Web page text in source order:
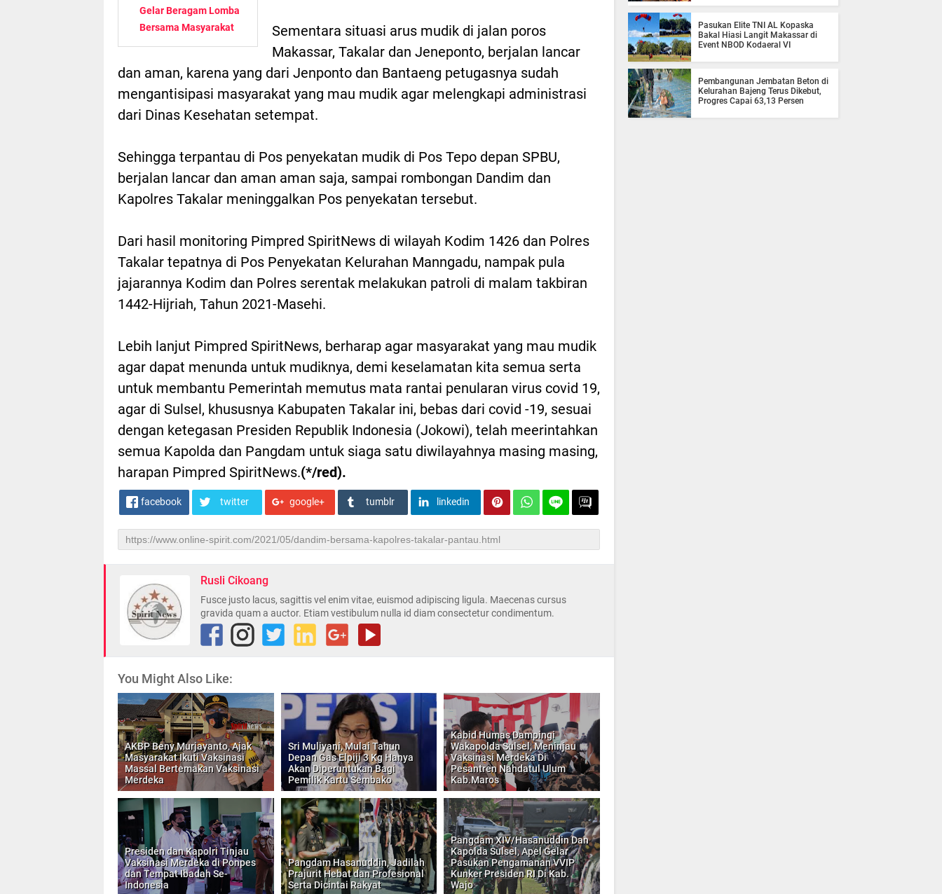
Gelar Beragam Lomba
Bersama Masyarakat
Sementara situasi arus mudik di jalan poros
Makassar, Takalar dan Jeneponto, berjalan lancar
dan aman, karena yang dari Jenponto dan Bantaeng petugasnya sudah
mengantisipasi masyarakat yang mau mudik agar melengkapi administrasi
dari Dinas Kesehatan setempat.
Sehingga terpantau di Pos penyekatan mudik di Pos Tepo depan SPBU,
berjalan lancar dan aman aman saja, sampai rombongan Dandim dan
Kapolres Takalar meninggalkan Pos penyekatan tersebut.
Dari hasil monitoring Pimpred SpiritNews di wilayah Kodim 1426 dan Polres
Takalar tepatnya di Pos Penyekatan Kelurahan Manngadu, nampak pula
jajarannya Kodim dan Polres serentak melakukan patroli di malam takbiran
1442-Hijriah, Tahun 2021-Masehi.
Lebih lanjut Pimpred SpiritNews, berharap agar masyarakat yang mau mudik
agar dapat menunda untuk mudiknya, demi keselamatan kita semua serta
untuk membantu Pemerintah memutus mata rantai penularan virus covid 19,
agar di Sulsel, khususnya Kabupaten Takalar ini, bebas dari covid -19, sesuai
dengan ketegasan Presiden Republik Indonesia (Jokowi), telah meerintahkan
semua Kapolda dan Pangdam untuk siaga satu diwilayahnya masing masing,
harapan Pimpred SpiritNews.(*/red).
facebook twitter google+ tumblr linkedin
Rusli Cikoang
Fusce justo lacus, sagittis vel enim vitae, euismod adipiscing ligula. Maecenas cursus
gravida quam a auctor. Etiam vestibulum nulla id diam consectetur condimentum.
You Might Also Like:
AKBP Beny Murjayanto, Ajak
Masyarakat Ikuti Vaksinasi
Massal Bertemakan Vaksinasi
Merdeka
Sri Muliyani, Mulai Tahun
Depan Gas Elpiji 3 Kg Hanya
Akan Diperuntukan Bagi
Pemilik Kartu Sembako
Kabid Humas Dampingi
Wakapolda Sulsel, Meninjau
Vaksinasi Merdeka Di
Pesantren Nahdatul Ulum
Kab.Maros
Presiden dan Kapolri Tinjau
Vaksinasi Merdeka di Ponpes
dan Tempat Ibadah Se-
Indonesia
Pangdam Hasanuddin, Jadilah
Prajurit Hebat dan Profesional
Serta Dicintai Rakyat
Pangdam XIV/Hasanuddin Dan
Kapolda Sulsel, Apel Gelar
Pasukan Pengamanan VVIP
Kunker Presiden RI Di Kab.
Wajo
Pasukan Elite TNI AL Kopaska
Bakal Hiasi Langit Makassar di
Event NBOD Kodaeral VI
Pembangunan Jembatan Beton di
Kelurahan Bajeng Terus Dikebut,
Progres Capai 63,13 Persen